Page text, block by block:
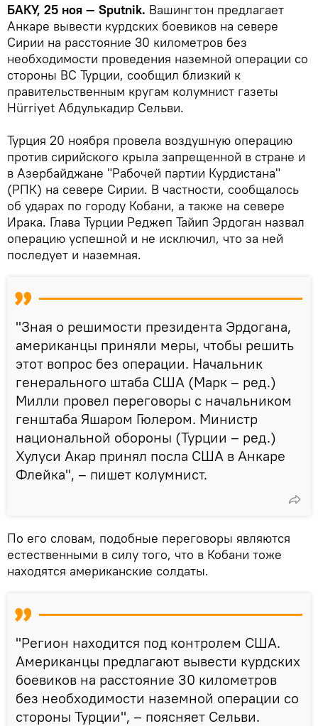
БАКУ, 25 ноя — Sputnik. Вашингтон предлагает
Анкаре вывести курдских боевиков на севере
Сирии на расстояние 30 километров без
необходимости проведения наземной операции со
стороны ВС Турции, сообщил близкий к
правительственным кругам колумнист газеты
Hürriyet Абдулькадир Сельви.
Турция 20 ноября провела воздушную операцию
против сирийского крыла запрещенной в стране и
в Азербайджане "Рабочей партии Курдистана"
(РПК) на севере Сирии. В частности, сообщалось
об ударах по городу Кобани, а также на севере
Ирака. Глава Турции Реджеп Тайип Эрдоган назвал
операцию успешной и не исключил, что за ней
последует и наземная.
"Зная о решимости президента Эрдогана,
американцы приняли меры, чтобы решить
этот вопрос без операции. Начальник
генерального штаба США (Марк – ред.)
Милли провел переговоры с начальником
генштаба Яшаром Гюлером. Министр
национальной обороны (Турции – ред.)
Хулуси Акар принял посла США в Анкаре
Флейка", – пишет колумнист.
По его словам, подобные переговоры являются
естественными в силу того, что в Кобани тоже
находятся американские солдаты.
"Регион находится под контролем США.
Американцы предлагают вывести курдских
боевиков на расстояние 30 километров
без необходимости наземной операции со
стороны Турции", – поясняет Сельви.